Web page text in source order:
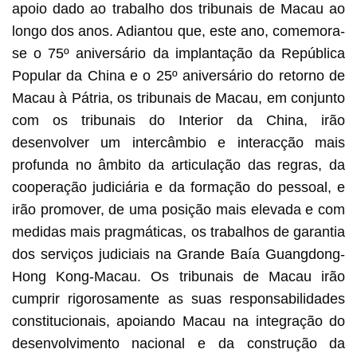
apoio dado ao trabalho dos tribunais de Macau ao
longo dos anos. Adiantou que, este ano, comemora-
se o 75º aniversário da implantação da República
Popular da China e o 25º aniversário do retorno de
Macau à Pátria, os tribunais de Macau, em conjunto
com os tribunais do Interior da China, irão
desenvolver um intercâmbio e interacção mais
profunda no âmbito da articulação das regras, da
cooperação judiciária e da formação do pessoal, e
irão promover, de uma posição mais elevada e com
medidas mais pragmáticas, os trabalhos de garantia
dos serviços judiciais na Grande Baía Guangdong-
Hong Kong-Macau. Os tribunais de Macau irão
cumprir rigorosamente as suas responsabilidades
constitucionais, apoiando Macau na integração do
desenvolvimento nacional e da construção da